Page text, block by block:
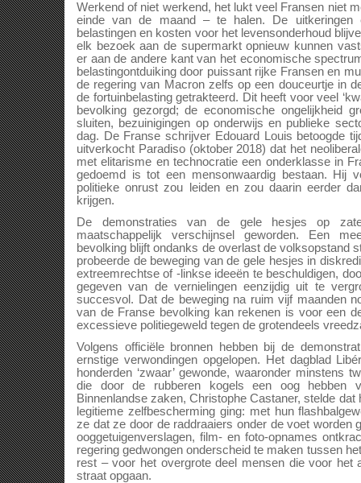
Werkend of niet werkend, het lukt veel Fransen niet
einde van de maand – te halen. De
belastingen en kosten voor het levensonderhoud
elk bezoek aan de supermarkt opnieuw kunnen
er aan de andere kant van het economische
belastingontduiking door puissant rijke Fransen en
de regering van Macron zelfs op een douceurtje in
de fortuinbelasting getrakteerd. Dit heeft voor veel
bevolking gezorgd; de economische ongelijkheid
sluiten, bezuinigingen op onderwijs en publieke
dag. De Franse schrijver Edouard Louis betoogde
uitverkocht Paradiso (oktober 2018) dat het
met elitarisme en technocratie een onderklasse in
gedoemd is tot een mensonwaardig bestaan. Hij
politieke onrust zou leiden en zou daarin eerder
krijgen.
De demonstraties van de gele hesjes op
maatschappelijk verschijnsel geworden. Een
bevolking blijft ondanks de overlast de volksopstand
probeerde de beweging van de gele hesjes in
extreemrechtse of -linkse ideeën te beschuldigen,
gegeven van de vernielingen eenzijdig uit te
succesvol. Dat de beweging na ruim vijf maanden
van de Franse bevolking kan rekenen is voor een
excessieve politiegeweld tegen de grotendeels
Volgens officiële bronnen hebben bij de
ernstige verwondingen opgelopen. Het dagblad
honderden ‘zwaar’ gewonde, waaronder minstens
die door de rubberen kogels een oog hebben
Binnenlandse zaken, Christophe Castaner, stelde
legitieme zelfbescherming ging: met hun
ze dat ze door de raddraaiers onder de voet worden
ooggetuigenverslagen, film- en foto-opnames
regering gedwongen onderscheid te maken tussen
rest – voor het overgrote deel mensen die voor het
straat opgaan.